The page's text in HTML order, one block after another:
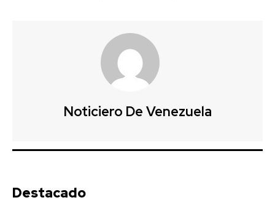
Noticiero De Venezuela
Destacado